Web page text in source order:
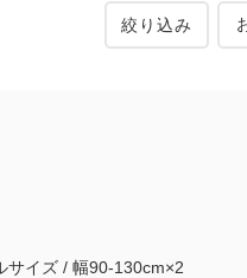
絞り込み
サイズ / 幅90-130cm×2